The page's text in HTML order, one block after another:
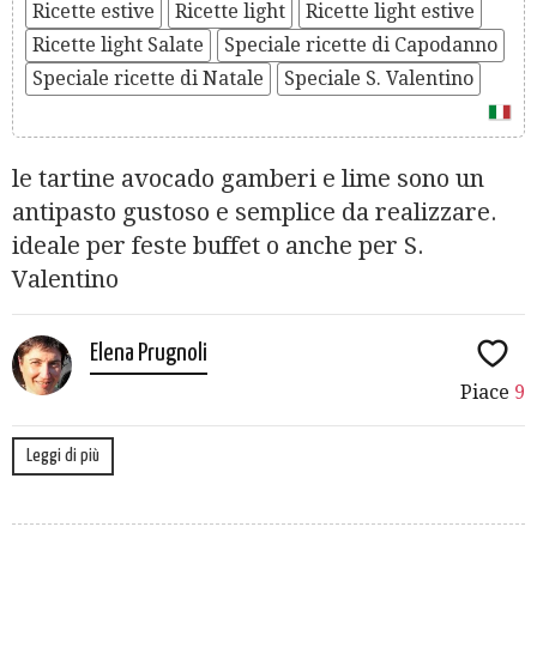
Ricette estive
Ricette light
Ricette light estive
Ricette light Salate
Speciale ricette di Capodanno
Speciale ricette di Natale
Speciale S. Valentino
le tartine avocado gamberi e lime sono un
antipasto gustoso e semplice da realizzare.
ideale per feste buffet o anche per S.
Valentino
Elena Prugnoli
Piace 9
Leggi di più